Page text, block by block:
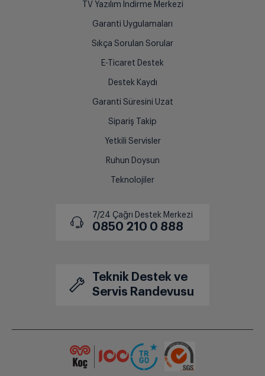
TV Yazılım İndirme Merkezi
Garanti Uygulamaları
Sıkça Sorulan Sorular
E-Ticaret Destek
Destek Kaydı
Garanti Süresini Uzat
Sipariş Takip
Yetkili Servisler
Ruhun Doysun
Teknolojiler
7/24 Çağrı Destek Merkezi
0850 210 0 888
Teknik Destek ve
Servis Randevusu